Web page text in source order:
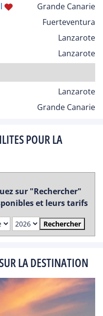
Grande Canarie
Fuerteventura
Lanzarote
Lanzarote
Lanzarote
Grande Canarie
POUR LA
sur "Rechercher"
et leurs tarifs
Rechercher
LA DESTINATION